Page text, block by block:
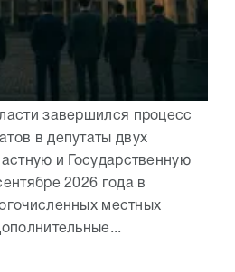
завершился процесс
в депутаты двух
и Государственную
2026 года в
местных